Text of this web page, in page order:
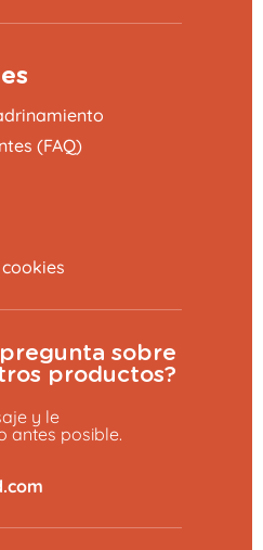
(FAQ)
sobre
productos?
y le
antes posible.